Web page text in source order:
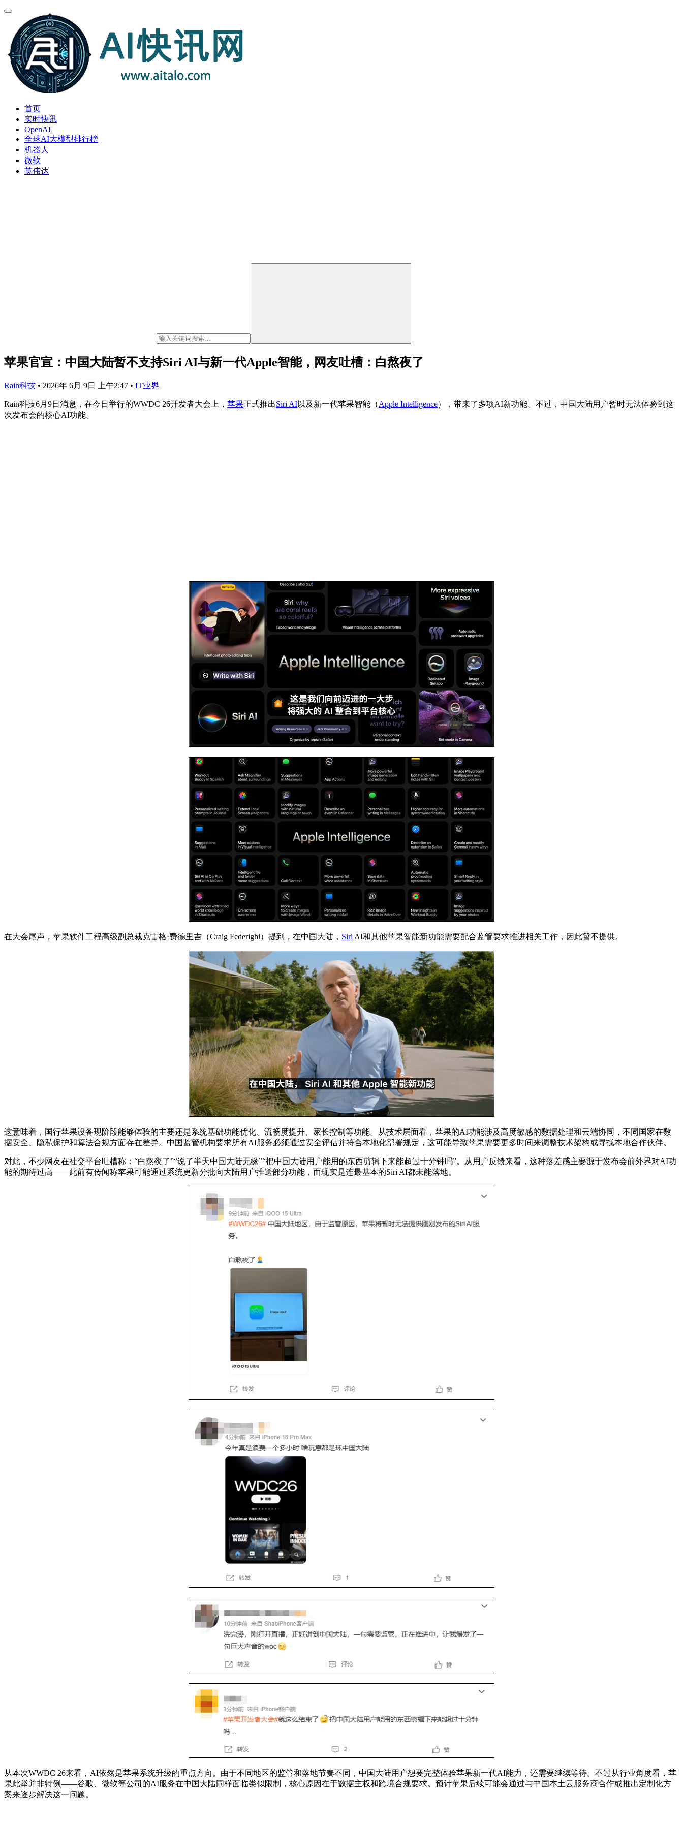
首页
实时快讯
OpenAI
全球AI大模型排行榜
机器人
微软
英伟达
苹果官宣：中国大陆暂不支持Siri AI与新一代Apple智能，网友吐槽：白熬夜了
Rain科技 • 2026年 6月 9日 上午2:47 • IT业界
Rain科技6月9日消息，在今日举行的WWDC 26开发者大会上， 苹果正式推出Siri AI以及新一代苹果智能（Apple Intelligence），带来了多项AI新功能。不过，中国大陆用户暂时无法体验到这
次发布会的核心AI功能。
在大会尾声，苹果软件工程高级副总裁克雷格·费德里吉（Craig Federighi）提到， 在中国大陆， Siri AI和其他苹果智能新功能需要配合监管要求推进相关工作，因此暂不提供。
这意味着，国行苹果设备现阶段能够体验的主要还是系统基础功能优化、流畅度提升、家长控制等功能。从技术层面看，苹果的AI功能涉及高度敏感的数据处理和云端协同，不同国家在数
据安全、隐私保护和算法合规方面存在差异。中国监管机构要求所有AI服务必须通过安全评估并符合本地化部署规定，这可能导致苹果需要更多时间来调整技术架构或寻找本地合作伙伴。
对此，不少网友在社交平台吐槽称：“白熬夜了”“说了半天中国大陆无缘”“把中国大陆用户能用的东西剪辑下来能超过十分钟吗”。从用户反馈来看，这种落差感主要源于发布会前外界对AI功
能的期待过高——此前有传闻称苹果可能通过系统更新分批向大陆用户推送部分功能，而现实是连最基本的Siri AI都未能落地。
从本次WWDC 26来看，AI依然是苹果系统升级的重点方向。由于不同地区的监管和落地节奏不同，中国大陆用户想要完整体验苹果新一代AI能力，还需要继续等待。不过从行业角度看，苹
果此举并非特例——谷歌、微软等公司的AI服务在中国大陆同样面临类似限制，核心原因在于数据主权和跨境合规要求。预计苹果后续可能会通过与中国本土云服务商合作或推出定制化方
案来逐步解决这一问题。